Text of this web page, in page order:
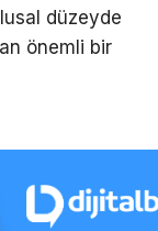
düzeyde
önemli bir